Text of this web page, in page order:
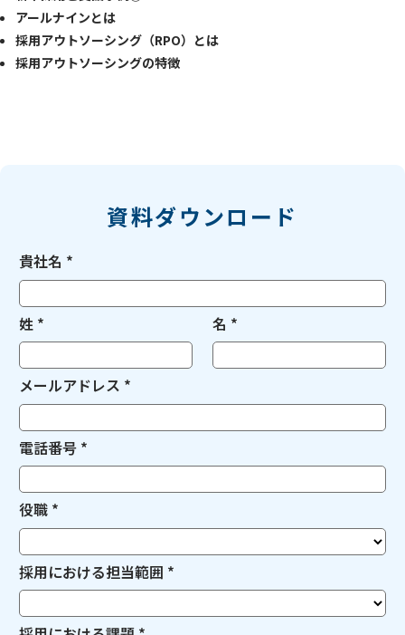
アールナインとは
採用アウトソーシング（RPO）とは
採用アウトソーシングの特徴
資料ダウンロード